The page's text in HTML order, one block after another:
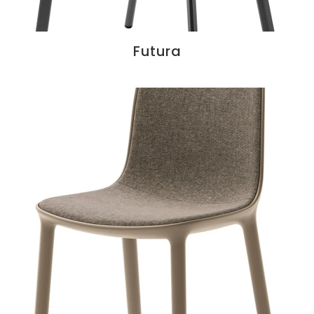
Futura